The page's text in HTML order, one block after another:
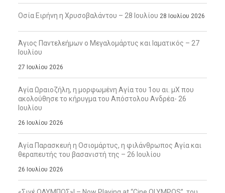
Οσία Ειρήνη η Χρυσοβαλάντου – 28 Ιουλίου 28 Ιουλίου 2026
Άγιος Παντελεήμων ο Μεγαλομάρτυς και Ιαματικός – 27
Ιουλίου
27 Ιουλίου 2026
Αγία Ωραιοζήλη, η μορφωμένη Αγία του 1ου αι. μΧ που
ακολούθησε το κήρυγμα του Απόστολου Ανδρέα- 26
Ιουλίου
26 Ιουλίου 2026
Αγία Παρασκευή η Οσιομάρτυς, η φιλάνθρωπος Αγία και
θεραπευτής του βασανιστή της – 26 Ιουλίου
26 Ιουλίου 2026